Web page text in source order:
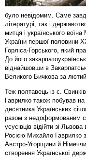
було невідомим. Саме
літературі, так і
митця і українського
України першої половини
Горліса-Горського, який
До його
віднайшовши в
Великого Бичкова за
Теж полтавець із с.
Гаврилко також побував
десятника Українських
разом з недоформованим
усусівців відійти зі
Росією Михайло Гаврилко
Австро-Угорщини й
створення Української